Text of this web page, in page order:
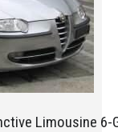
Limousine 6-